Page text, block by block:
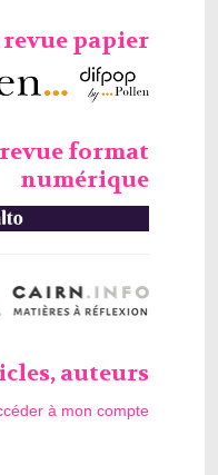
papier
format
numérique
auteurs
à mon compte